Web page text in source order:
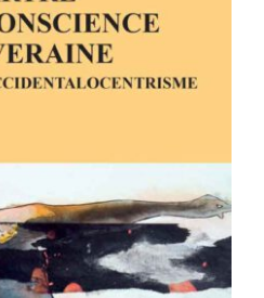
CONSCIENCE
– CRITIQUE DE